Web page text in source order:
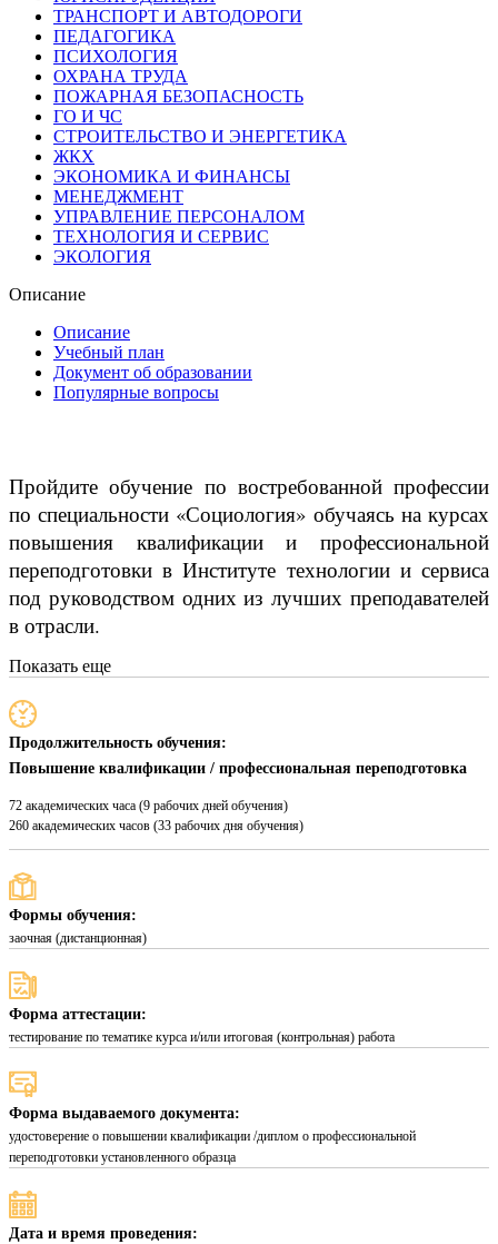
ТРАНСПОРТ И АВТОДОРОГИ
ПЕДАГОГИКА
ПСИХОЛОГИЯ
ОХРАНА ТРУДА
ПОЖАРНАЯ БЕЗОПАСНОСТЬ
ГО И ЧС
СТРОИТЕЛЬСТВО И ЭНЕРГЕТИКА
ЖКХ
ЭКОНОМИКА И ФИНАНСЫ
МЕНЕДЖМЕНТ
УПРАВЛЕНИЕ ПЕРСОНАЛОМ
ТЕХНОЛОГИЯ И СЕРВИС
ЭКОЛОГИЯ
Описание
Описание
Учебный план
Документ об образовании
Популярные вопросы
Пройдите обучение по востребованной профессии
по специальности «Социология» обучаясь на курсах
повышения квалификации и профессиональной
переподготовки в Институте технологии и сервиса
под руководством одних из лучших преподавателей
в отрасли.
Показать еще
Продолжительность обучения:
Повышение квалификации / профессиональная переподготовка
72 академических часа (9 рабочих дней обучения)
260 академических часов (33 рабочих дня обучения)
Формы обучения:
заочная (дистанционная)
Форма аттестации:
тестирование по тематике курса и/или итоговая (контрольная) работа
Форма выдаваемого документа:
удостоверение о повышении квалификации /диплом о профессиональной
переподготовки установленного образца
Дата и время проведения: